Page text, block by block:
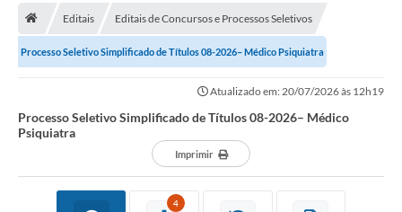
Editais Editais de Concursos e Processos Seletivos
Processo Seletivo Simplificado de Títulos 08-2026– Médico Psiquiatra
Atualizado em: 20/07/2026 às 12h19
Processo Seletivo Simplificado de Títulos 08-2026– Médico
Psiquiatra
Imprimir
4